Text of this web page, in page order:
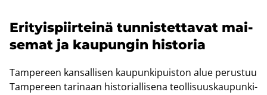
Eri­tyis­piir­tei­nä tun­nis­tet­ta­vat mai­
se­mat ja kau­pun­gin his­to­ria
Tam­pe­reen kan­sal­li­sen kau­pun­ki­puis­ton alue pe­rus­tuu
Tam­pe­reen ta­ri­naan his­to­rial­li­se­na teol­li­suus­kau­pun­ki­